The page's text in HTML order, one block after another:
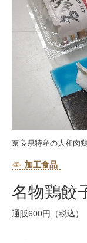
奈良県特産の大和肉
加工食品
名物鶏餃
通販600円（税込）